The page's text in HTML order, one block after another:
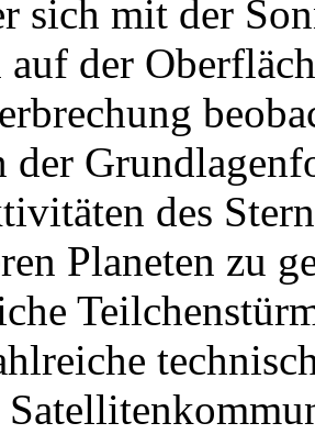
sich mit der
auf der
der
des
Planeten zu